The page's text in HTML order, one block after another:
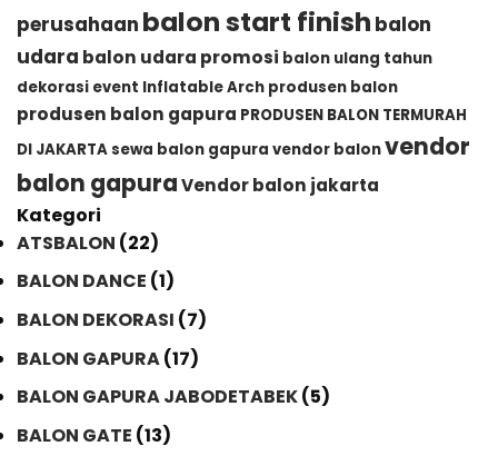
perusahaan balon start finish balon
udara balon udara promosi balon ulang tahun
dekorasi event Inflatable Arch produsen balon
produsen balon gapura PRODUSEN BALON TERMURAH
DI JAKARTAsewa balon gapura vendor balonvendor
balon gapuraVendor balon jakarta
Kategori
ATSBALON (22)
BALON DANCE (1)
BALON DEKORASI (7)
BALON GAPURA(17)
BALON GAPURA JABODETABEK(5)
BALON GATE (13)